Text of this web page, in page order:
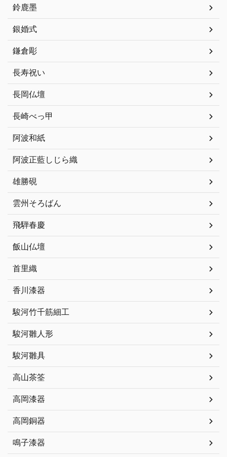
鈴鹿墨
銀婚式
鎌倉彫
長寿祝い
長岡仏壇
長崎べっ甲
阿波和紙
阿波正藍しじら織
雄勝硯
雲州そろばん
飛騨春慶
飯山仏壇
首里織
香川漆器
駿河竹千筋細工
駿河雛人形
駿河雛具
高山茶筌
高岡漆器
高岡銅器
鳴子漆器